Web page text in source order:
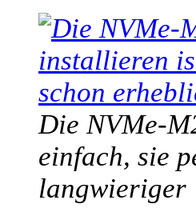
Die NVMe-
einfach, sie
langwieriger